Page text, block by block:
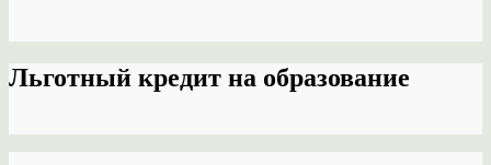
Льготный кредит на образование